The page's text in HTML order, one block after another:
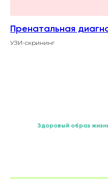
Пренатальная
УЗИ-скрининг
Здоровый образ